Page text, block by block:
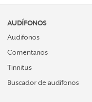
AUDÍFONOS
Audifonos
Comentarios
Tinnitus
Buscador de audífonos